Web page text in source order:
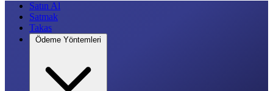
Satın Al
Satmak
Takas
Ödeme Yöntemleri